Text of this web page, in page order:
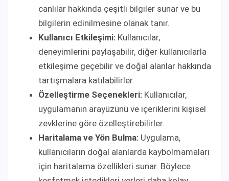
canlılar hakkında çeşitli bilgiler sunar ve bu
bilgilerin edinilmesine olanak tanır.
Kullanıcı Etkileşimi: Kullanıcılar,
deneyimlerini paylaşabilir, diğer kullanıcılarla
etkileşime geçebilir ve doğal alanlar hakkında
tartışmalara katılabilirler.
Özelleştirme Seçenekleri: Kullanıcılar,
uygulamanın arayüzünü ve içeriklerini kişisel
zevklerine göre özelleştirebilirler.
Haritalama ve Yön Bulma: Uygulama,
kullanıcıların doğal alanlarda kaybolmamaları
için haritalama özellikleri sunar. Böylece